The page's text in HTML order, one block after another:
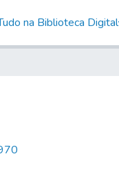
na Biblioteca Digital